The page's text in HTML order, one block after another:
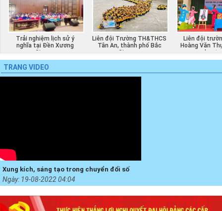
nghiệm lịch sử ý
tại Đền Xương
Giang...
Liên đội Trường TH&THCS
Tân An, thành phố Bắc
Giang,...
Liên đội trường THCS
Hoàng Văn Thụ tổ
hoạt...
TRANG VIDEO
Xung kích, sáng tạo trong chuyển đổi số
Ngày: 19-08-2022 04:04